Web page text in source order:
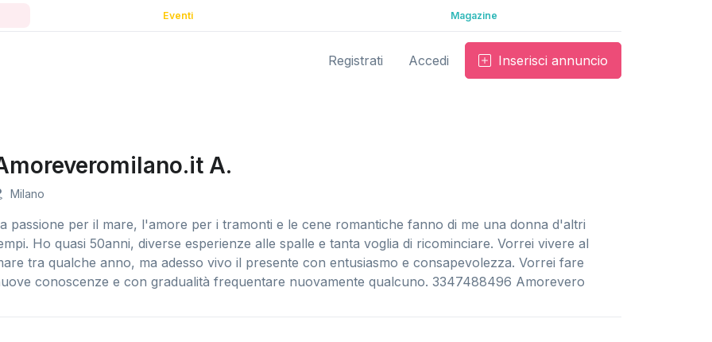
Eventi Magazine
Registrati Accedi Inserisci annuncio
A.
Milano
passione per il mare, l'amore per i tramonti e le cene romantiche fanno di me una donna d'altri
Ho quasi 50anni, diverse esperienze alle spalle e tanta voglia di ricominciare. Vorrei vivere al
tra qualche anno, ma adesso vivo il presente con entusiasmo e consapevolezza. Vorrei fare
conoscenze e con gradualità frequentare nuovamente qualcuno. 3347488496 Amorevero